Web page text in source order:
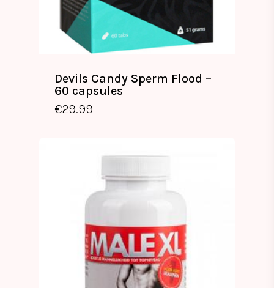
Devils Candy Sperm Flood –
60 capsules
€29.99